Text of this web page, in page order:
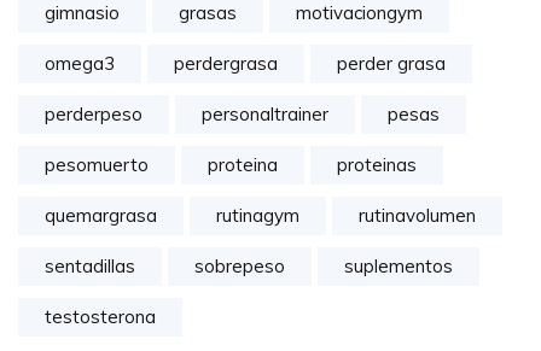
gimnasio grasas motivaciongym
omega3 perdergrasa perder grasa
perderpeso personaltrainer pesas
pesomuerto proteina proteinas
quemargrasa rutinagym rutinavolumen
sentadillas sobrepeso suplementos
testosterona